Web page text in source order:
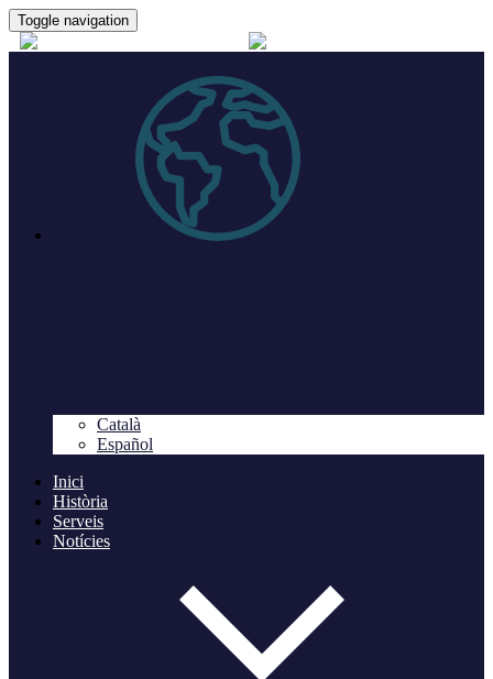
Toggle navigation
Català
Español
Inici
Història
Serveis
Notícies